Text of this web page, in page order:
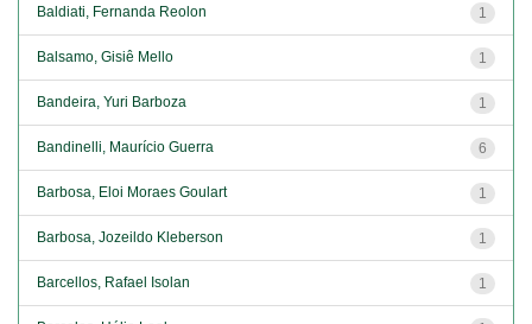
Baldiati, Fernanda Reolon 1
Balsamo, Gisiê Mello 1
Bandeira, Yuri Barboza 1
Bandinelli, Maurício Guerra 6
Barbosa, Eloi Moraes Goulart 1
Barbosa, Jozeildo Kleberson 1
Barcellos, Rafael Isolan 1